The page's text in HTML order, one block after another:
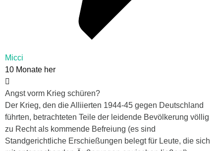
Micci
10 Monate her
Angst vorm Krieg schüren?
Der Krieg, den die Alliierten 1944-45 gegen Deutschland
führten, betrachteten Teile der leidende Bevölkerung völlig
zu Recht als kommende Befreiung (es sind
Standgerichtliche Erschießungen belegt für Leute, die sich